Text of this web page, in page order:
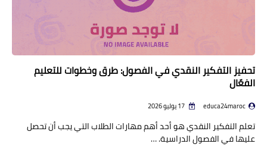
تحفيز التفكير النقدي في الفصول: طرق وخطوات للتعليم
الفعّال
educa24maroc
تعلم التفكير النقدي هو أحد أهم مهارات الطلاب التي يجب أن تحصل
عليها في الفصول الدراسية. …